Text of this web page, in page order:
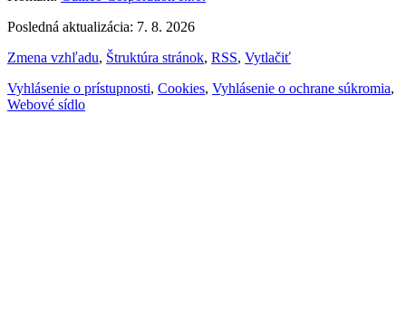
Posledná aktualizácia: 7. 8. 2026
Zmena vzhľadu, Štruktúra stránok, RSS, Vytlačiť
Vyhlásenie o prístupnosti, Cookies, Vyhlásenie o ochrane súkromia,
Webové sídlo